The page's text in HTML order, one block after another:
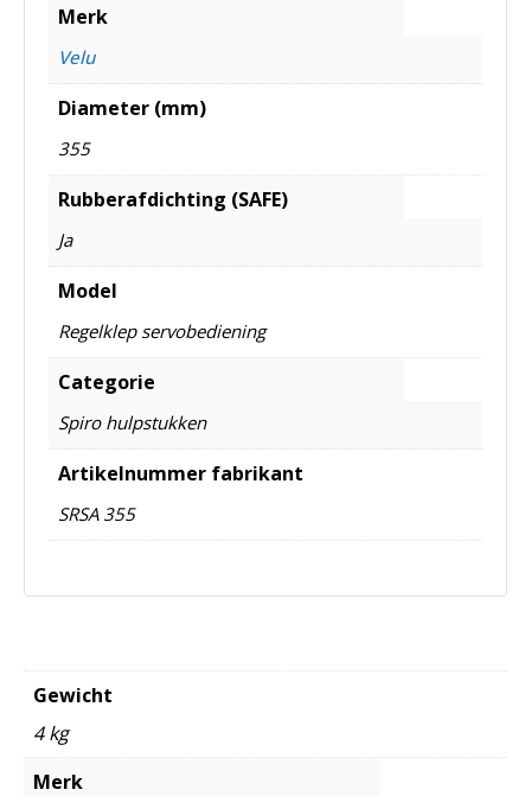
Merk
Velu
Diameter (mm)
355
Rubberafdichting (SAFE)
Ja
Model
Regelklep servobediening
Categorie
Spiro hulpstukken
Artikelnummer fabrikant
SRSA 355
Gewicht
4 kg
Merk